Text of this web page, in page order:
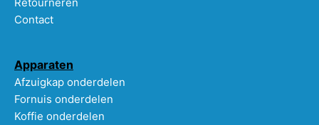
Contact
Apparaten
Afzuigkap onderdelen
Fornuis onderdelen
Koffie onderdelen